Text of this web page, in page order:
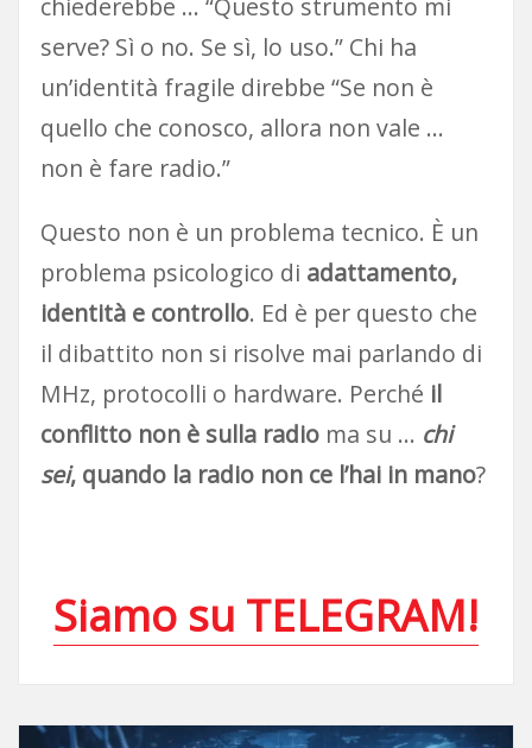
serve? Sì o no. Se sì, lo uso.” Chi ha
un’identità fragile direbbe “Se non è
quello che conosco, allora non vale …
non è fare radio.”
Questo non è un problema tecnico. È un
problema psicologico di adattamento,
identità e controllo. Ed è per questo che
il dibattito non si risolve mai parlando di
MHz, protocolli o hardware. Perché il
conflitto non è sulla radioma su … chi
sei, quando la radio non ce l’hai in mano?
Siamo su TELEGRAM!